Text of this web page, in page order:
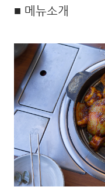
■ 메뉴소개